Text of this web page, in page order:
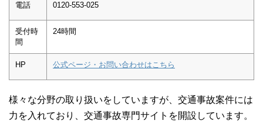
電話 0120-553-025
受付時
間
24時間
HP 公式ページ・お問い合わせはこちら
様々な分野の取り扱いをしていますが、交通事故案件には
力を入れており、交通事故専門サイトを開設しています。